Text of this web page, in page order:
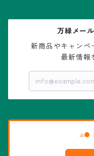
リザード・スキン兜
エキノケレウス属
エキノプシス属
コノフィツム属
センナ属
水石・景石
万緑メー
新商品やキャンペ
最新情報